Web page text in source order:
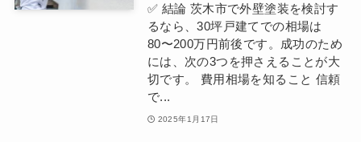
✅ 結論 茨木市で外壁塗装を検討す
るなら、30坪戸建てでの相場は
80〜200万円前後です。成功のため
には、次の3つを押さえることが大
切です。 費用相場を知ること 信頼
で...
2025年1月17日